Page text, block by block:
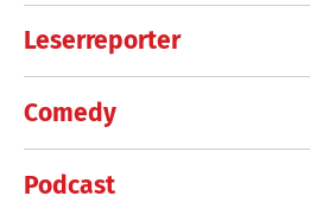
Leserreporter
Comedy
Podcast